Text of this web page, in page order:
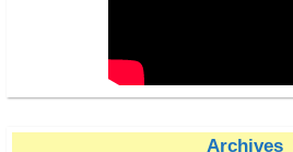
Archives